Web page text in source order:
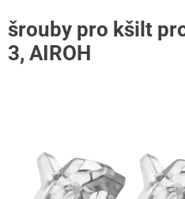
šrouby pro kšilt
3, AIROH